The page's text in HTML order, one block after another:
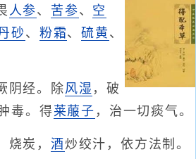
人参、 苦参、 空
砂 、 粉霜、硫黄 、
阴经。除风湿 ，破
毒。得莱菔子 ，治一切痰气。
烧炭，酒炒绞汁，依方法制。